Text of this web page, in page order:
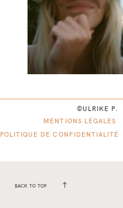
©ULRIKE P.
MENTIONS LÉGALES
POLITIQUE DE CONFIDENTIALITÉ
BACK TO TOP